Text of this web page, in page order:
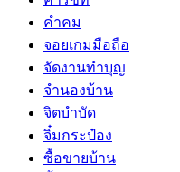
คำคม
จอยเกมมือถือ
จัดงานทำบุญ
จำนองบ้าน
จิตบำบัด
จิ๋มกระป๋อง
ซื้อขายบ้าน